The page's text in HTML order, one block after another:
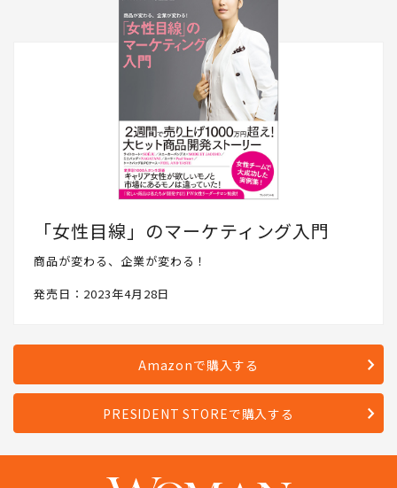
「女性目線」のマーケティング入門
商品が変わる、企業が変わる！
発売日：2023年4月28日
Amazonで購入する
PRESIDENT STOREで購入する